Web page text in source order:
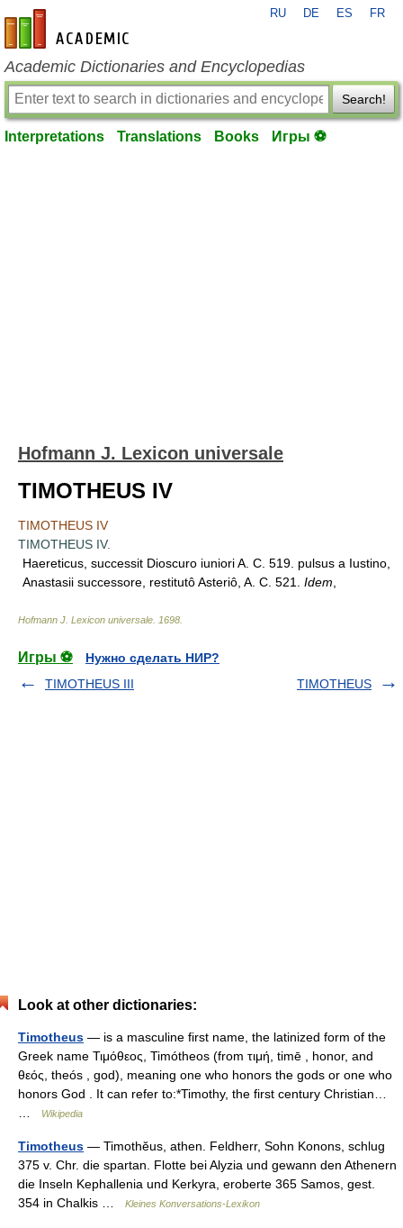
en-academic.com
RU DE ES FR
Academic Dictionaries and Encyclopedias
Search!
Interpretations Translations Books Игры ⚽
Hofmann J. Lexicon universale
TIMOTHEUS IV
TIMOTHEUS IV
TIMOTHEUS IV.
Haereticus, successit Dioscuro iuniori A. C. 519. pulsus a Iustino,
Anastasii successore, restitutô Asteriô, A. C. 521. Idem
Hofmann J. Lexicon universale 1698
Игры ⚽
Нужно сделать НИР?
TIMOTHEUS III
TIMOTHEUS
Look at other dictionaries:
Timotheus — is a masculine first name, the latinized form of the
Greek name Τιμόθεος, Timótheos (from τιμή, timē , honor, and
θεός, theós , god), meaning one who honors the gods or one who
honors God . It can refer to:*Timothy, the first century Christian…
Wikipedia
Timotheus — Timothĕus, athen. Feldherr, Sohn Konons, schlug
375 v. Chr. die spartan. Flotte bei Alyzia und gewann den Athenern
die Inseln Kephallenia und Kerkyra, eroberte 365 Samos, gest.
354 in Chalkis …
Kleines Konversations-Lexikon